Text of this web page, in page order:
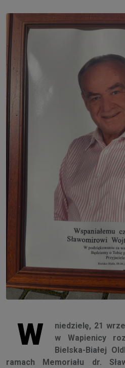
W
niedzielę, 21
w Wapienicy
Bielska-Białej
ramach Memoriału dr.